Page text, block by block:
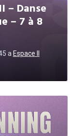
– Danse
– 7 à 8
a Espace II